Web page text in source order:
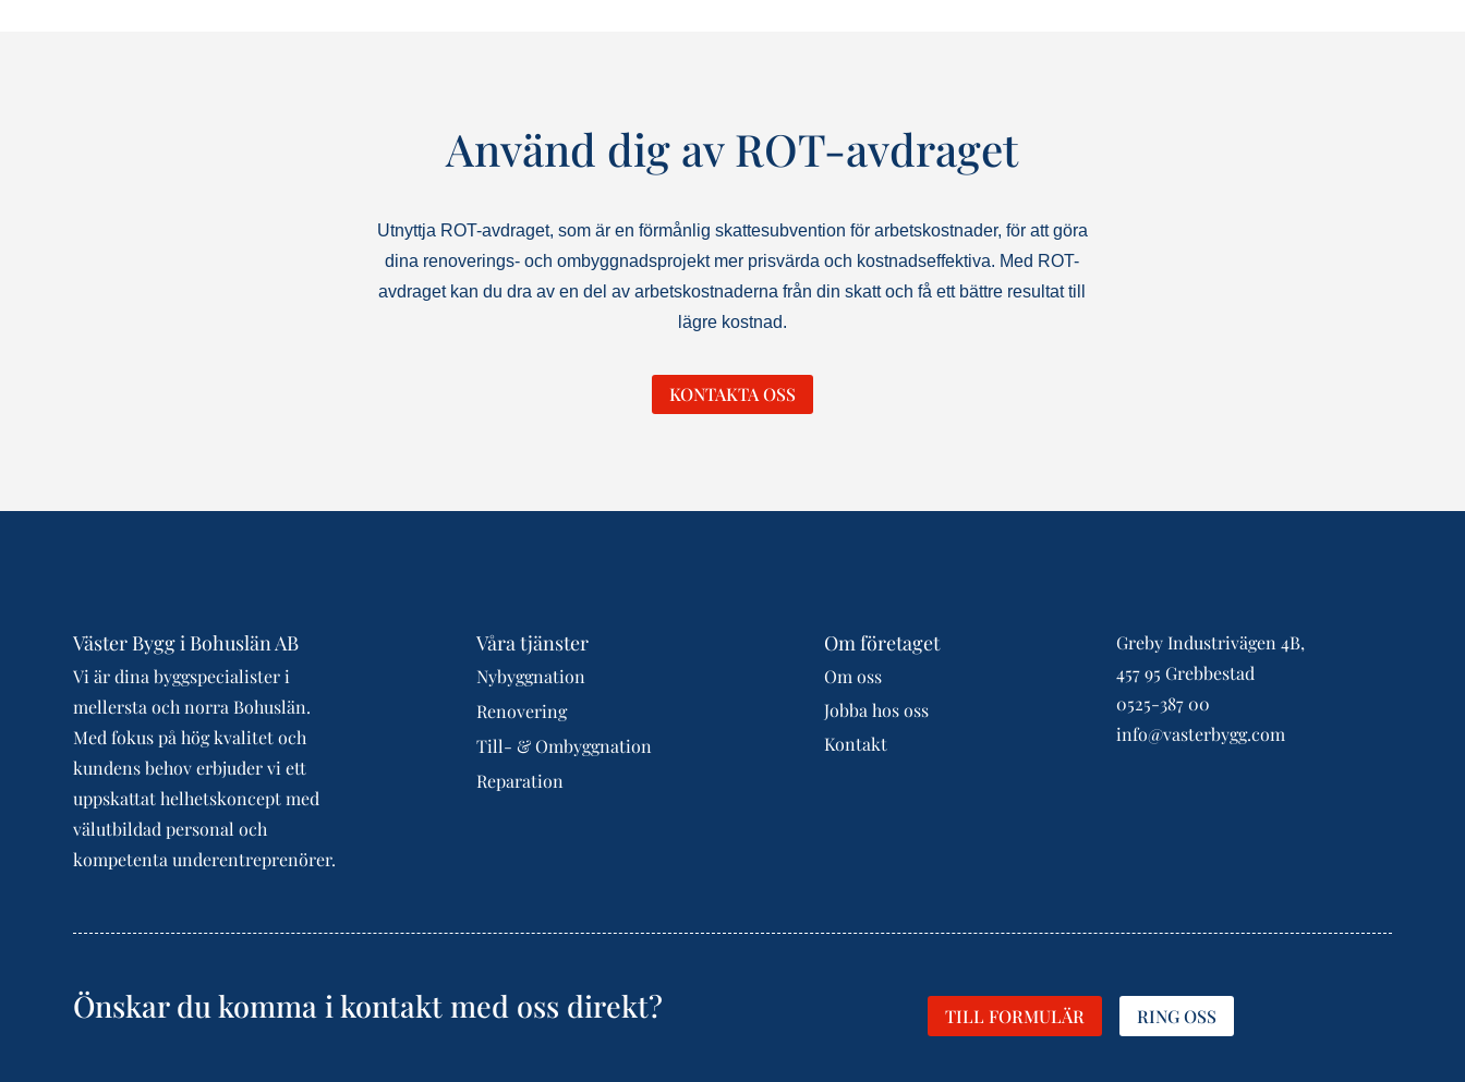
Använd dig av ROT-avdraget
Utnyttja ROT-avdraget, som är en förmånlig skattesubvention för arbetskostnader, för att göra
dina renoverings- och ombyggnadsprojekt mer prisvärda och kostnadseffektiva. Med ROT-
avdraget kan du dra av en del av arbetskostnaderna från din skatt och få ett bättre resultat till
lägre kostnad.
KONTAKTA OSS
Väster Bygg i Bohuslän AB
Vi är dina byggspecialister i
mellersta och norra Bohuslän.
Med fokus på hög kvalitet och
kundens behov erbjuder vi ett
uppskattat helhetskoncept med
välutbildad personal och
kompetenta underentreprenörer.
Våra tjänster
Nybyggnation
Renovering
Till- & Ombyggnation
Reparation
Om företaget
Om oss
Jobba hos oss
Kontakt
Greby Industrivägen 4B,
457 95 Grebbestad
0525-387 00
info@vasterbygg.com
Önskar du komma i kontakt med oss direkt? TILL FORMULÄR RING OSS